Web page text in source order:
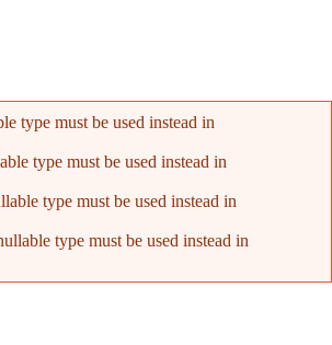
type must be used instead in
type must be used instead in
type must be used instead in
type must be used instead in